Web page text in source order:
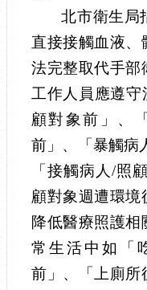
北市衛生局
直接接觸血液、
法完整取代手部
工作人員應遵守
顧對象前」、
前」、「暴觸病
「接觸病人 /照
顧對象週遭環境
降低醫療照護相
常生活中如「
前」、「上廁所